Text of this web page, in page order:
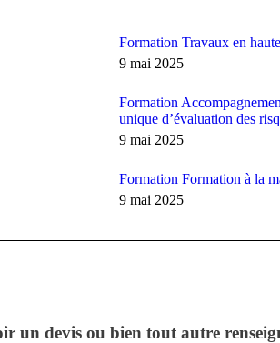
Formation Travaux en
9 mai 2025
Formation
unique d’évaluation des
9 mai 2025
Formation Formation à la
9 mai 2025
un devis ou bien tout autre